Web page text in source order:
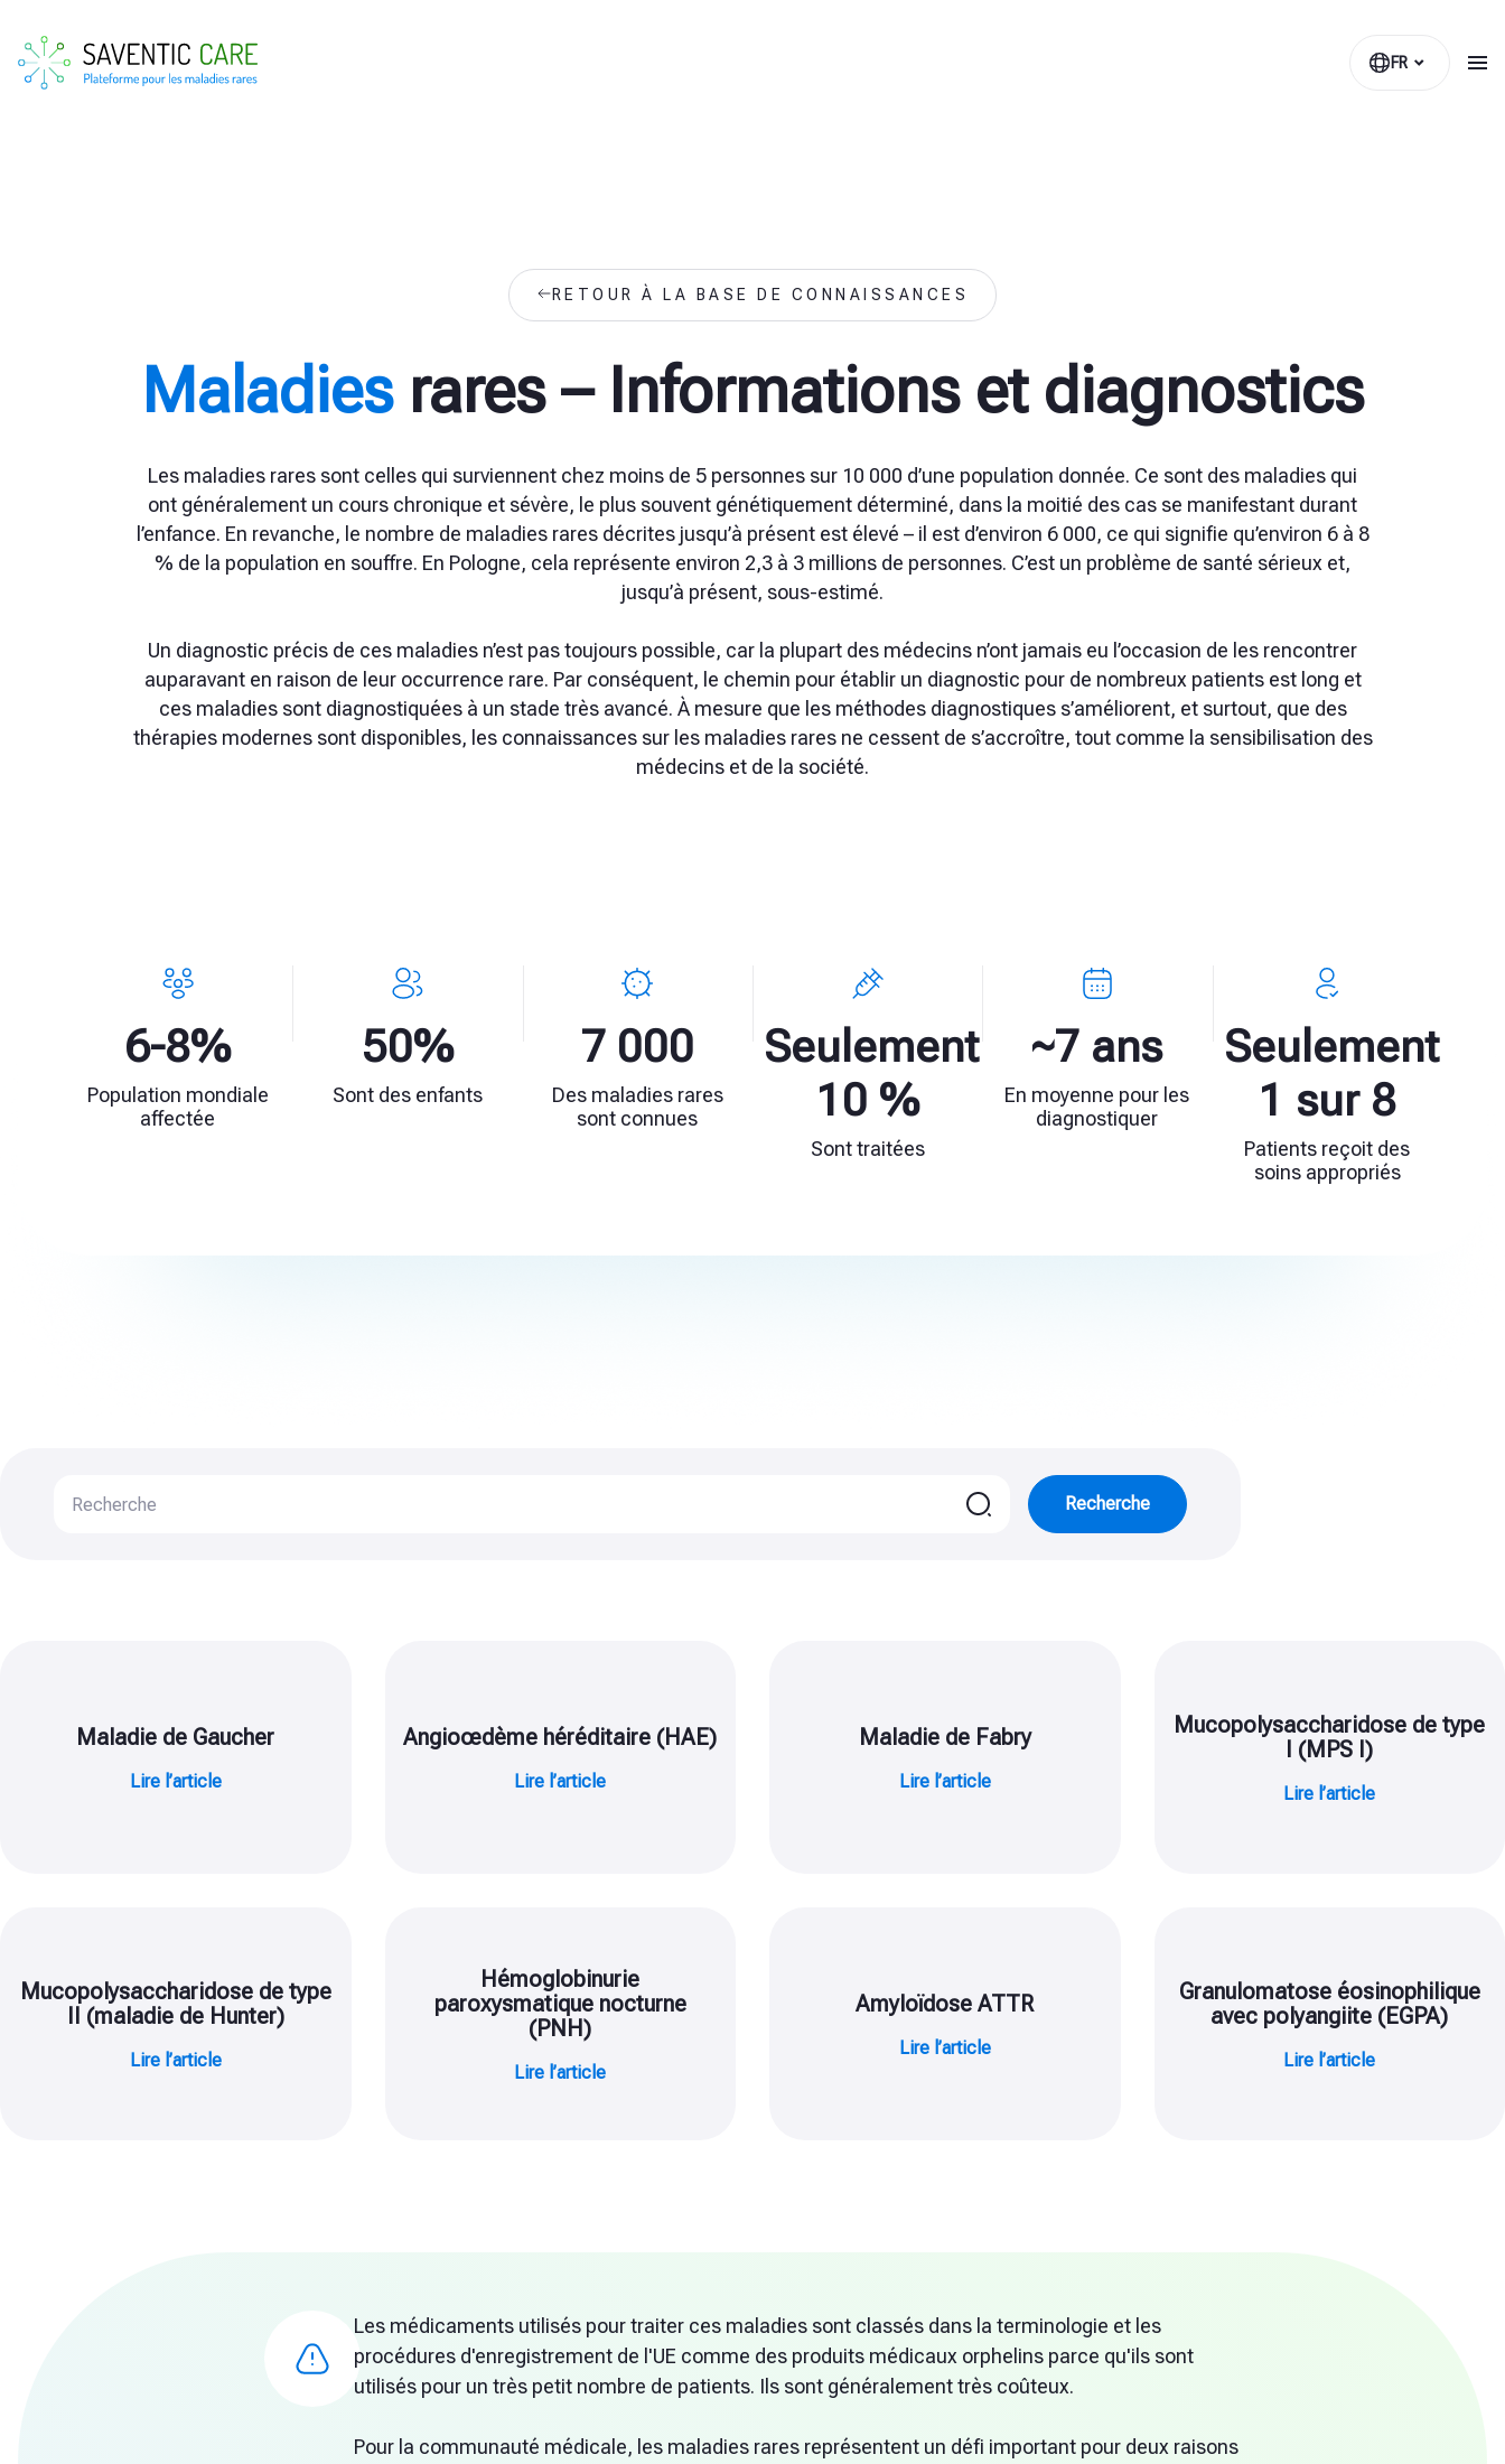
FR
RETOUR À LA BASE DE CONNAISSANCES
Maladiesrares – Informations et diagnostics
Les maladies rares sont celles qui surviennent chez moins de 5 personnes sur 10 000 d’une population donnée. Ce sont des maladies qui
ont généralement un cours chronique et sévère, le plus souvent génétiquement déterminé, dans la moitié des cas se manifestant durant
l’enfance. En revanche, le nombre de maladies rares décrites jusqu’à présent est élevé – il est d’environ 6 000, ce qui signifie qu’environ 6 à 8
% de la population en souffre. En Pologne, cela représente environ 2,3 à 3 millions de personnes. C’est un problème de santé sérieux et,
jusqu’à présent, sous-estimé.
Un diagnostic précis de ces maladies n’est pas toujours possible, car la plupart des médecins n’ont jamais eu l’occasion de les rencontrer
auparavant en raison de leur occurrence rare. Par conséquent, le chemin pour établir un diagnostic pour de nombreux patients est long et
ces maladies sont diagnostiquées à un stade très avancé. À mesure que les méthodes diagnostiques s’améliorent, et surtout, que des
thérapies modernes sont disponibles, les connaissances sur les maladies rares ne cessent de s’accroître, tout comme la sensibilisation des
médecins et de la société.
6-8%
Population mondiale
affectée
50%
Sont des enfants
7 000
Des maladies rares
sont connues
Seulement
10 %
Sont traitées
~7 ans
En moyenne pour les
diagnostiquer
Seulement
1 sur 8
Patients reçoit des
soins appropriés
Recherche
Maladie de Gaucher
Lire l’article
Angioœdème héréditaire (HAE)
Lire l’article
Maladie de Fabry
Lire l’article
Mucopolysaccharidose de type
I (MPS I)
Lire l’article
Mucopolysaccharidose de type
II (maladie de Hunter)
Lire l’article
Hémoglobinurie
paroxysmatique nocturne
(PNH)
Lire l’article
Amyloïdose ATTR
Lire l’article
Granulomatose éosinophilique
avec polyangiite (EGPA)
Lire l’article
Les médicaments utilisés pour traiter ces maladies sont classés dans la terminologie et les
procédures d'enregistrement de l'UE comme des produits médicaux orphelins parce qu'ils sont
utilisés pour un très petit nombre de patients. Ils sont généralement très coûteux.
Pour la communauté médicale, les maladies rares représentent un défi important pour deux raisons